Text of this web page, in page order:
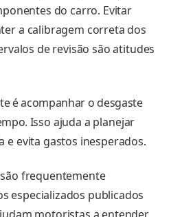
do carro. Evitar
a calibragem correta dos
de revisão são atitudes
é acompanhar o desgaste
Isso ajuda a planejar
e evita gastos inesperados.
frequentemente
especializados publicados